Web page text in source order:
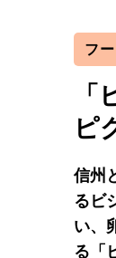
フ
ピ
信州
るビ
い、
る「